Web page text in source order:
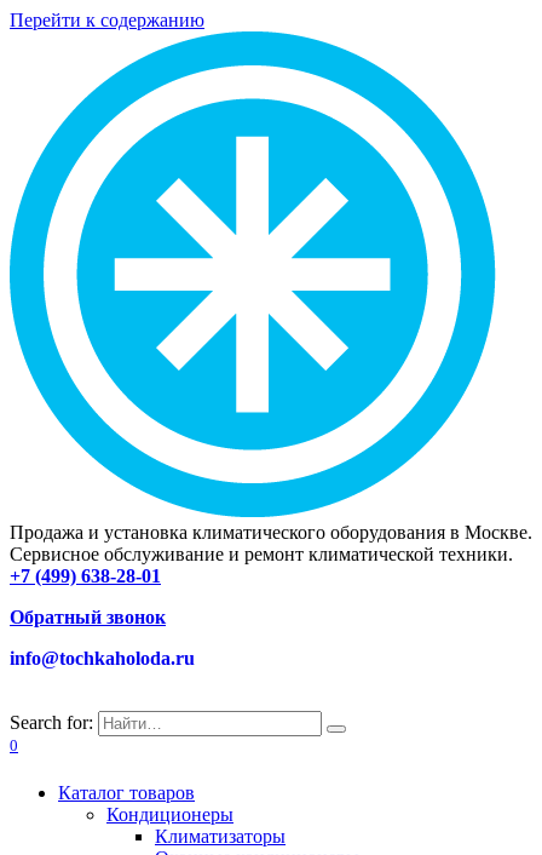
Перейти к содержанию
Продажа и установка климатического оборудования в Москве.
Сервисное обслуживание и ремонт климатической техники.
+7 (499) 638-28-01
Обратный звонок
info@tochkaholoda.ru
Search for:
0
Каталог товаров
Кондиционеры
Климатизаторы